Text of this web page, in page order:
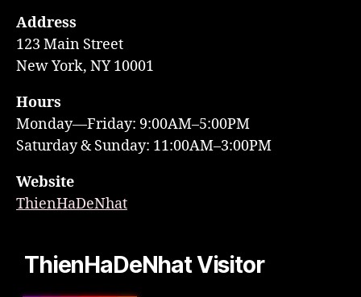
Address
123 Main Street
New York, NY 10001
Hours
Monday—Friday: 9:00AM–5:00PM
Saturday & Sunday: 11:00AM–3:00PM
Website
ThienHaDeNhat
ThienHaDeNhat Visitor